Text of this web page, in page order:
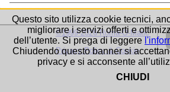
©1999-2026 Roma-O-Matic
Privacy Policy & Cookie
Questo sito utilizza cookie tecnici,
migliorare i servizi offerti e
dell’utente. Si prega di leggere
Chiudendo questo banner si
privacy e si acconsente
CHIUDI